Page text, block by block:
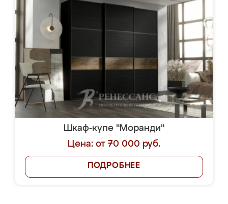
Шкаф-купе "Моранди"
Цена: от 70 000 руб.
ПОДРОБНЕЕ